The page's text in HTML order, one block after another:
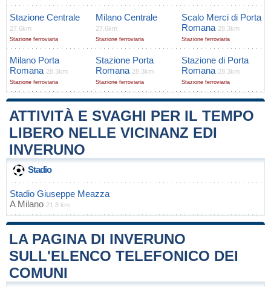
Stazione Centrale
27.6km
Stazione ferroviaria
Milano Centrale
27.6km
Stazione ferroviaria
Scalo Merci di Porta
Romana 28.3km
Stazione ferroviaria
Milano Porta
Romana 28.3km
Stazione ferroviaria
Stazione Porta
Romana 28.3km
Stazione ferroviaria
Stazione di Porta
Romana 28.3km
Stazione ferroviaria
ATTIVITÀ E SVAGHI PER IL TEMPO
LIBERO NELLE VICINANZ EDI
INVERUNO
Stadio
Stadio Giuseppe Meazza
A Milano 21.8 km
LA PAGINA DI INVERUNO
SULL'ELENCO TELEFONICO DEI
COMUNI